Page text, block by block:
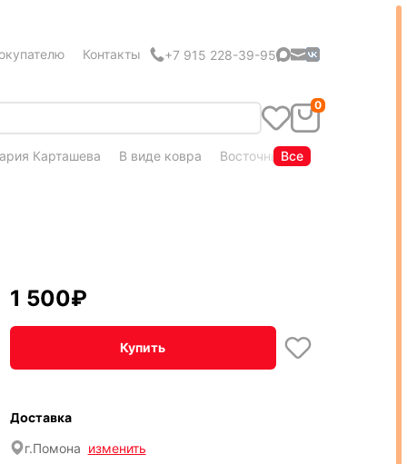
Контакты +7 915 228-39-95
0
Карташева В виде ковра Восточный стиль
Все
1 500₽
Купить
Доставка
г.Помона изменить